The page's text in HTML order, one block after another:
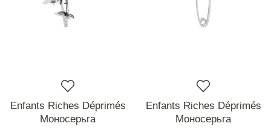
Enfants Riches Déprimés
Моносерьга
Enfants Riches Déprimés
Моносерьга